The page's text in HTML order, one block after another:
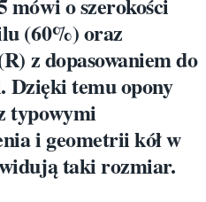
(60%) oraz
z dopasowaniem do
Dzięki temu opony
typowymi
i geometrii kół w
taki rozmiar.